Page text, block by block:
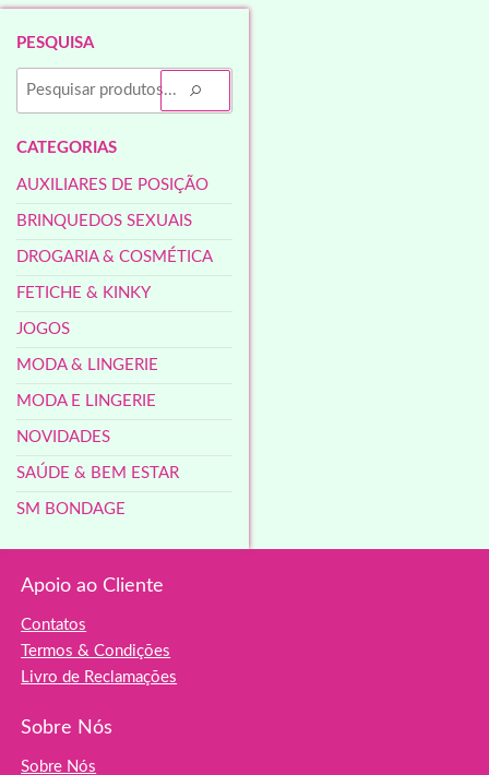
PESQUISA
CATEGORIAS
AUXILIARES DE POSIÇÃO
BRINQUEDOS SEXUAIS
DROGARIA & COSMÉTICA
FETICHE & KINKY
JOGOS
MODA & LINGERIE
MODA E LINGERIE
NOVIDADES
SAÚDE & BEM ESTAR
SM BONDAGE
Apoio ao Cliente
Contatos
Termos & Condições
Livro de Reclamações
Sobre Nós
Sobre Nós